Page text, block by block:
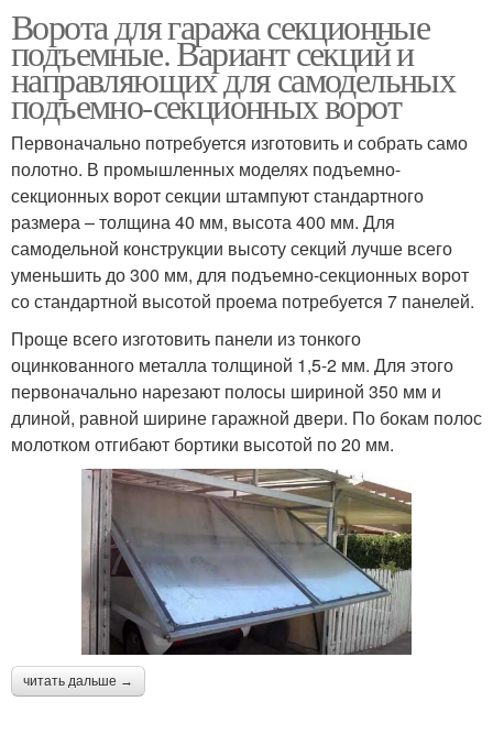
Ворота для гаража секционные
подъемные. Вариант секций и
направляющих для самодельных
подъемно-секционных ворот
Первоначально потребуется изготовить и собрать само
полотно. В промышленных моделях подъемно-
секционных ворот секции штампуют стандартного
размера – толщина 40 мм, высота 400 мм. Для
самодельной конструкции высоту секций лучше всего
уменьшить до 300 мм, для подъемно-секционных ворот
со стандартной высотой проема потребуется 7 панелей.
Проще всего изготовить панели из тонкого
оцинкованного металла толщиной 1,5-2 мм. Для этого
первоначально нарезают полосы шириной 350 мм и
длиной, равной ширине гаражной двери. По бокам полос
молотком отгибают бортики высотой по 20 мм.
читать дальше →